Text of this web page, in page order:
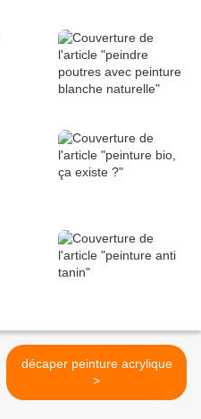
décaper peinture acrylique
>